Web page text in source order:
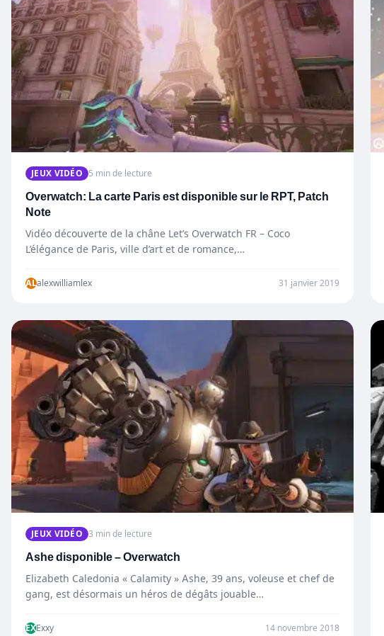
JEUX VIDÉO 5 min de lecture
Overwatch: La carte Paris est disponible sur le RPT, Patch
Note
Vidéo découverte de la châne Let’s Overwatch FR – Coco
L’élégance de Paris, ville d’art et de romance,…
ALalexwilliamlex 31 janvier 2019
JEUX VIDÉO 3 min de lecture
Ashe disponible – Overwatch
Elizabeth Caledonia « Calamity » Ashe, 39 ans, voleuse et chef de
gang, est désormais un héros de dégâts jouable…
EXExxy 14 novembre 2018